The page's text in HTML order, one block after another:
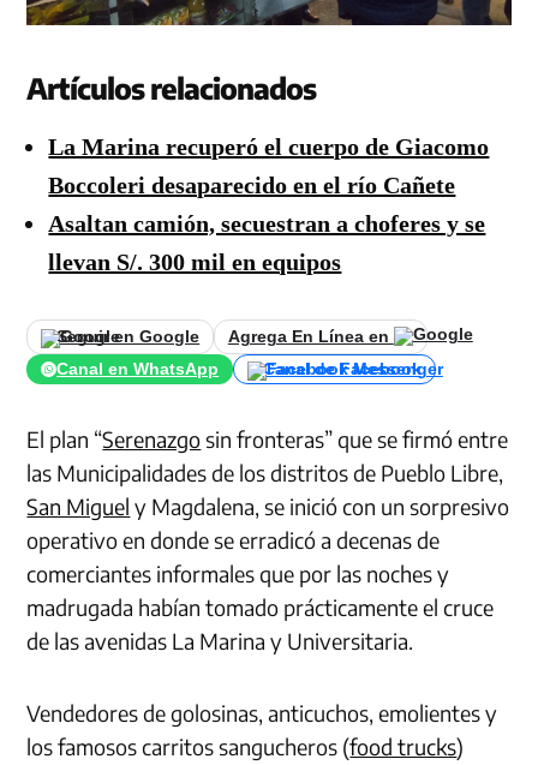
Artículos relacionados
La Marina recuperó el cuerpo de Giacomo
Boccoleri desaparecido en el río Cañete
Asaltan camión, secuestran a choferes y se
llevan S/. 300 mil en equipos
Seguir en Google
Agrega En Línea en
Canal en WhatsApp
Canal de Facebook
El plan “Serenazgosin fronteras” que se firmó entre
las Municipalidades de los distritos de Pueblo Libre,
San Miguel y Magdalena, se inició con un sorpresivo
operativo en donde se erradicó a decenas de
comerciantes informales que por las noches y
madrugada habían tomado prácticamente el cruce
de las avenidas La Marina y Universitaria.
Vendedores de golosinas, anticuchos, emolientes y
los famosos carritos sangucheros (food trucks)